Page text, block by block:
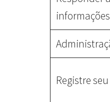
Registre